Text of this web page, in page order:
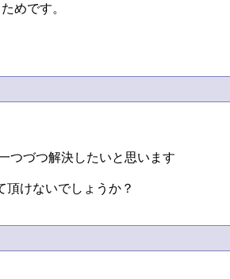
めです。
つづつ解決したいと思います
けないでしょうか？